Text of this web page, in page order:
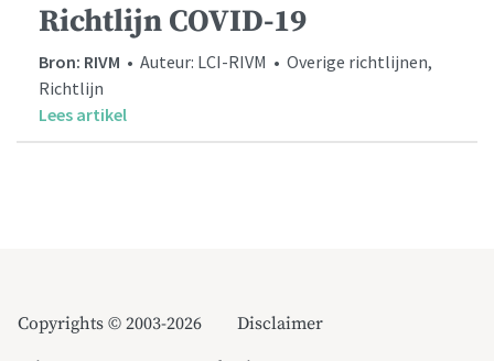
Richtlijn COVID-19
Bron: RIVM • Auteur: LCI-RIVM • Overige richtlijnen,
Richtlijn
Lees artikel
Copyrights © 2003-2026
Disclaimer